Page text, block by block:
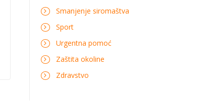
Smanjenje siromaštva
Sport
Urgentna pomoć
Zaštita okoline
Zdravstvo